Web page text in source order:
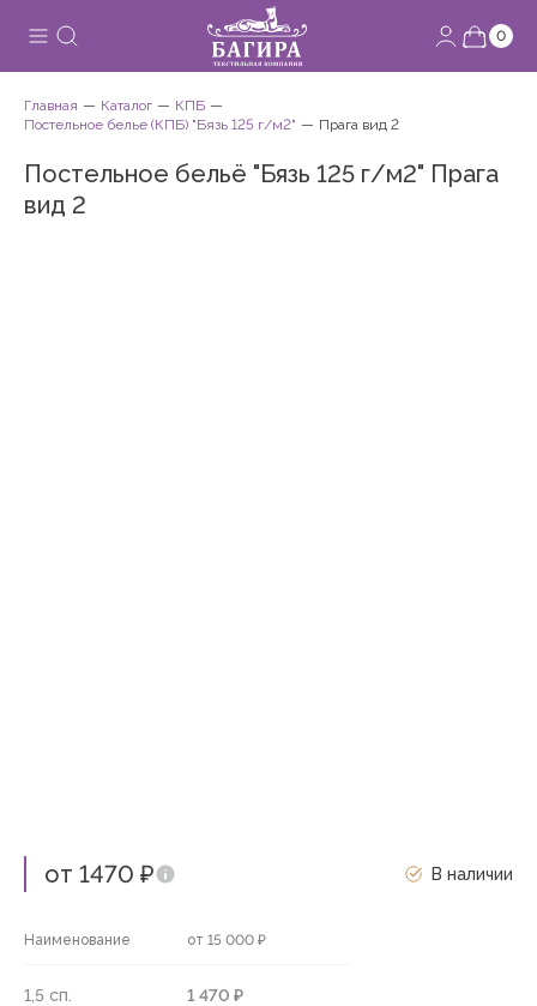
0
Главная Каталог
КПБ
Постельное белье (КПБ) "Бязь 125 г/м2"
Прага вид 2
Постельное бельё "Бязь 125 г/м2" Прага
вид 2
от 1470 ₽ В наличии
Наименование от 15 000 ₽
1,5 сп.
1 470 ₽